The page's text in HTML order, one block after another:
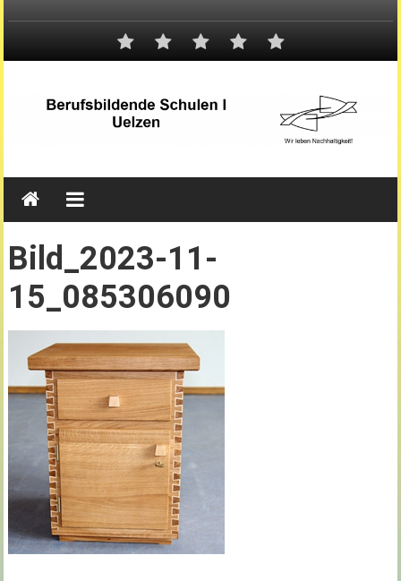
Bild_2023-11-
15_085306090